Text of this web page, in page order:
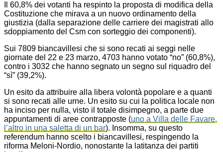
Il 60,8% dei votanti ha respinto la proposta di modifica della
Costituzione che mirava a un nuovo ordinamento della
giustizia (dalla separazione delle carriere dei magistrati allo
sdoppiamento del Csm con sorteggio dei componenti).
Sui 7809 biancavillesi che si sono recati ai seggi nelle
giornate del 22 e 23 marzo, 4703 hanno votato “no” (60,8%),
contro i 3032 che hanno segnato un segno sul riquadro del
“sì” (39,2%).
Un esito da attribuire alla libera volontà popolare e a quanti
si sono recati alle urne. Un esito su cui la politica locale non
ha inciso per nulla, visto il totale disimpegno, a parte due
appuntamenti di aree contrapposte (uno a Villa delle Favare,
l’altro in una saletta di un bar). Insomma, su questo
referendum hanno scelto i biancavillesi, respingendo la
riforma Meloni-Nordio, nonostante la latitanza dei partiti